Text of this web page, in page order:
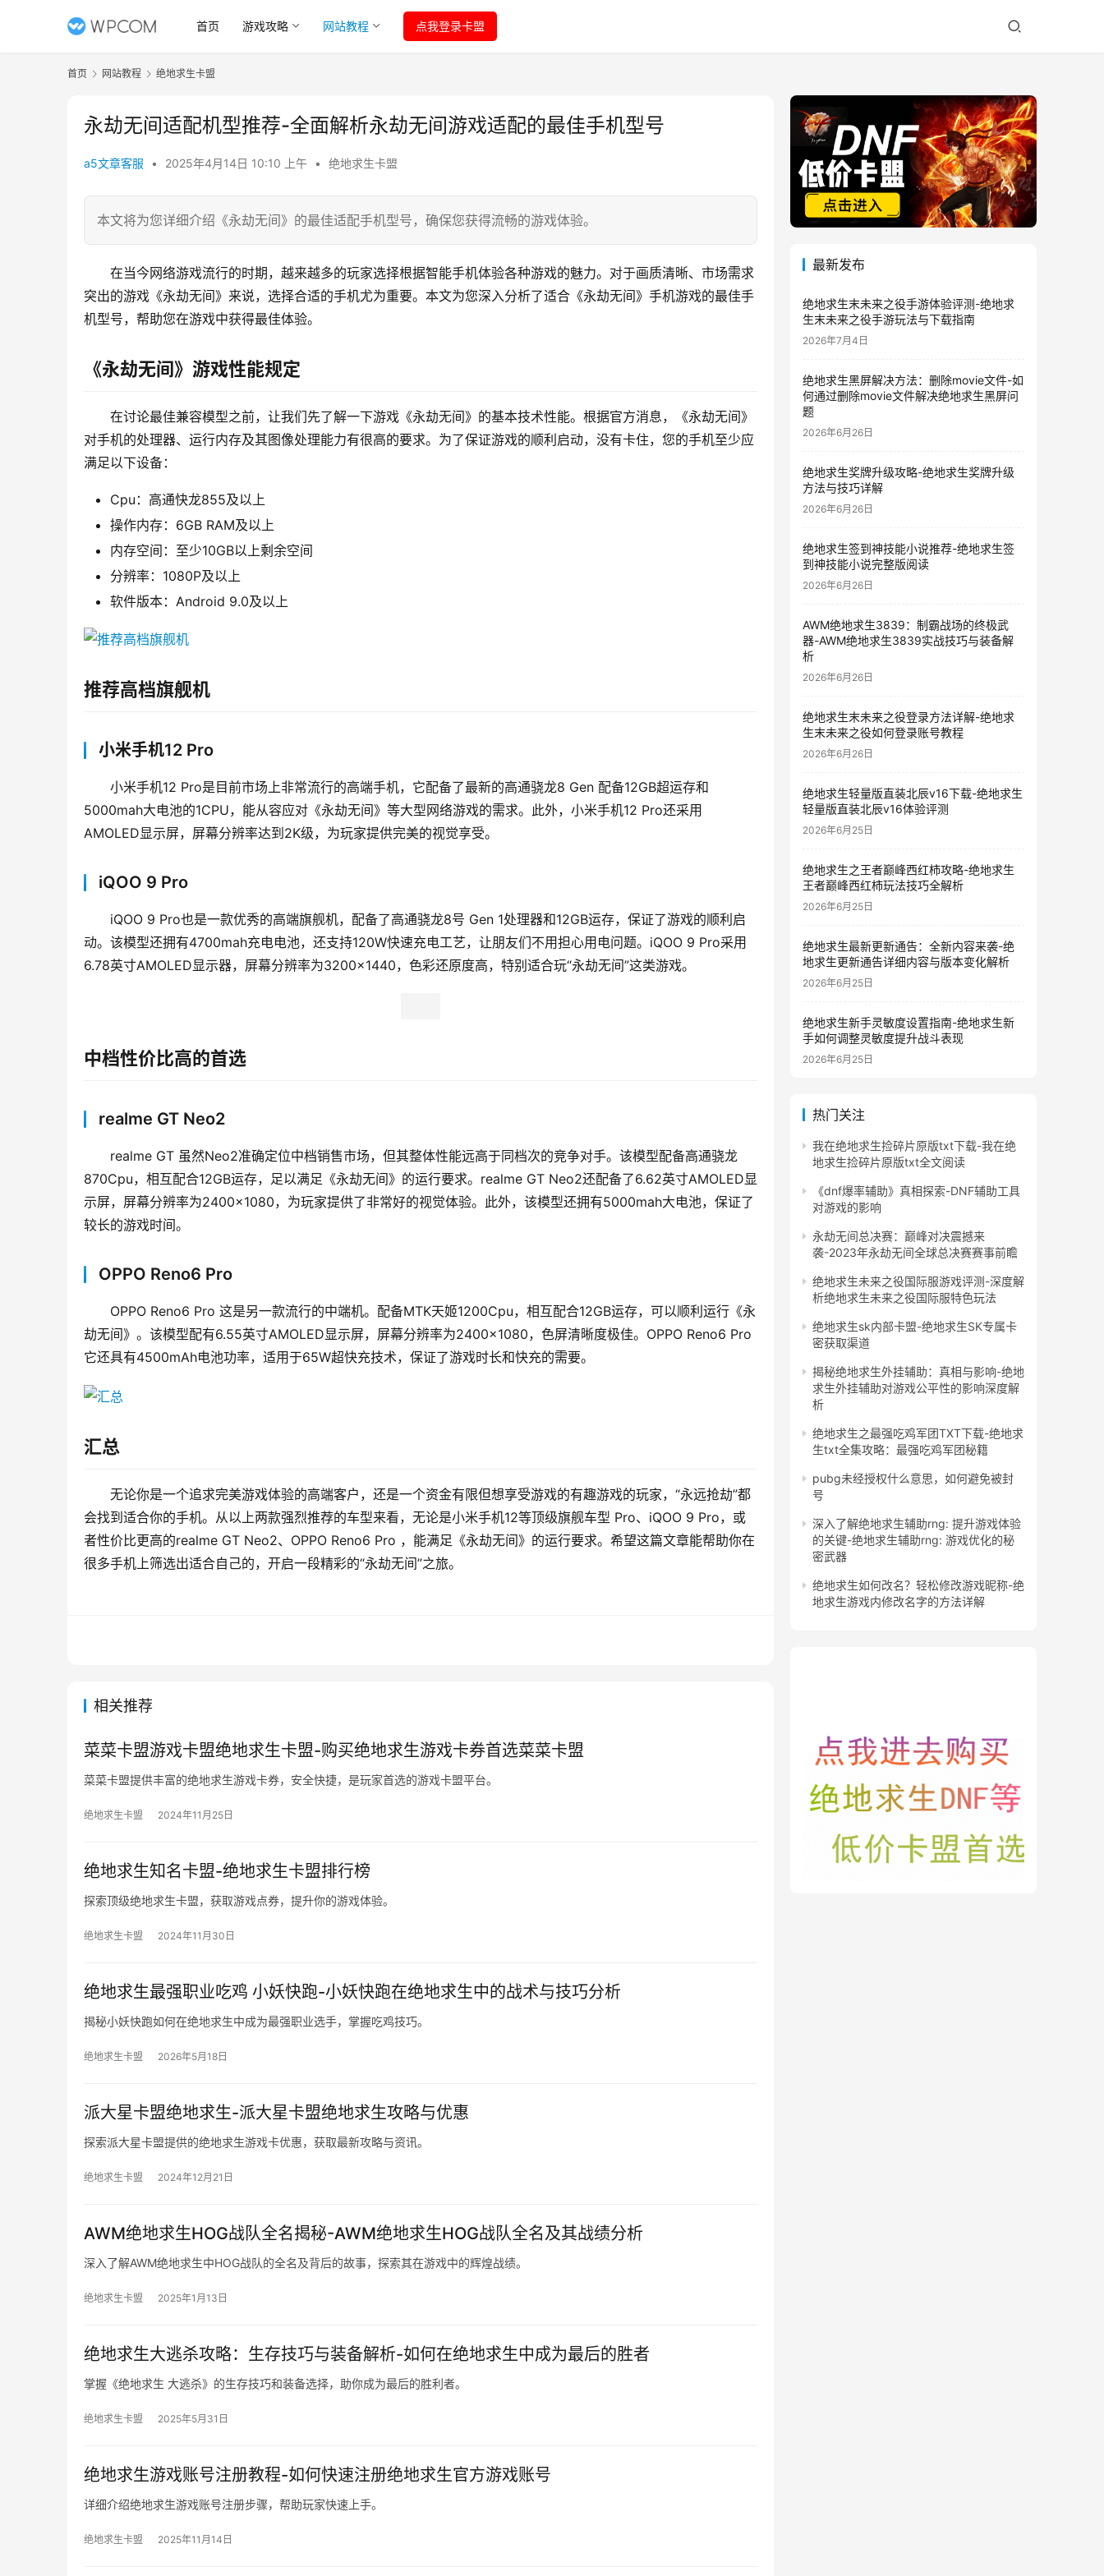
首页 游戏攻略 网站教程 点我登录卡盟
首页 网站教程 绝地求生卡盟
永劫无间适配机型推荐-全面解析永劫无间游戏适配的最佳手机型号
a5文章客服 • 2025年4月14日 10:10 上午 • 绝地求生卡盟
本文将为您详细介绍《永劫无间》的最佳适配手机型号，确保您获得流畅的游戏体验。
在当今网络游戏流行的时期，越来越多的玩家选择根据智能手机体验各种游戏的魅力。对于画质清晰、市场需求
突出的游戏《永劫无间》来说，选择合适的手机尤为重要。本文为您深入分析了适合《永劫无间》手机游戏的最佳手
机型号，帮助您在游戏中获得最佳体验。
《永劫无间》游戏性能规定
在讨论最佳兼容模型之前，让我们先了解一下游戏《永劫无间》的基本技术性能。根据官方消息，《永劫无间》
对手机的处理器、运行内存及其图像处理能力有很高的要求。为了保证游戏的顺利启动，没有卡住，您的手机至少应
满足以下设备：
Cpu：高通快龙855及以上
操作内存：6GB RAM及以上
内存空间：至少10GB以上剩余空间
分辨率：1080P及以上
软件版本：Android 9.0及以上
推荐高档旗舰机
小米手机12 Pro
小米手机12 Pro是目前市场上非常流行的高端手机，它配备了最新的高通骁龙8 Gen 配备12GB超运存和
5000mah大电池的1CPU，能从容应对《永劫无间》等大型网络游戏的需求。此外，小米手机12 Pro还采用
AMOLED显示屏，屏幕分辨率达到2K级，为玩家提供完美的视觉享受。
iQOO 9 Pro
iQOO 9 Pro也是一款优秀的高端旗舰机，配备了高通骁龙8号 Gen 1处理器和12GB运存，保证了游戏的顺利启
动。该模型还拥有4700mah充电电池，还支持120W快速充电工艺，让朋友们不用担心用电问题。iQOO 9 Pro采用
6.78英寸AMOLED显示器，屏幕分辨率为3200×1440，色彩还原度高，特别适合玩“永劫无间”这类游戏。
中档性价比高的首选
realme GT Neo2
realme GT 虽然Neo2准确定位中档销售市场，但其整体性能远高于同档次的竞争对手。该模型配备高通骁龙
870Cpu，相互配合12GB运存，足以满足《永劫无间》的运行要求。realme GT Neo2还配备了6.62英寸AMOLED显
示屏，屏幕分辨率为2400×1080，为玩家提供了非常好的视觉体验。此外，该模型还拥有5000mah大电池，保证了
较长的游戏时间。
OPPO Reno6 Pro
OPPO Reno6 Pro 这是另一款流行的中端机。配备MTK天姬1200Cpu，相互配合12GB运存，可以顺利运行《永
劫无间》。该模型配有6.55英寸AMOLED显示屏，屏幕分辨率为2400×1080，色屏清晰度极佳。OPPO Reno6 Pro
它还具有4500mAh电池功率，适用于65W超快充技术，保证了游戏时长和快充的需要。
汇总
无论你是一个追求完美游戏体验的高端客户，还是一个资金有限但想享受游戏的有趣游戏的玩家，“永远抢劫”都
会找到适合你的手机。从以上两款强烈推荐的车型来看，无论是小米手机12等顶级旗舰车型 Pro、iQOO 9 Pro，或
者性价比更高的realme GT Neo2、OPPO Reno6 Pro ，能满足《永劫无间》的运行要求。希望这篇文章能帮助你在
很多手机上筛选出适合自己的，开启一段精彩的“永劫无间”之旅。
相关推荐
菜菜卡盟游戏卡盟绝地求生卡盟-购买绝地求生游戏卡券首选菜菜卡盟
菜菜卡盟提供丰富的绝地求生游戏卡券，安全快捷，是玩家首选的游戏卡盟平台。
绝地求生卡盟 2024年11月25日
绝地求生知名卡盟-绝地求生卡盟排行榜
探索顶级绝地求生卡盟，获取游戏点券，提升你的游戏体验。
绝地求生卡盟 2024年11月30日
绝地求生最强职业吃鸡 小妖快跑-小妖快跑在绝地求生中的战术与技巧分析
揭秘小妖快跑如何在绝地求生中成为最强职业选手，掌握吃鸡技巧。
绝地求生卡盟 2026年5月18日
派大星卡盟绝地求生-派大星卡盟绝地求生攻略与优惠
探索派大星卡盟提供的绝地求生游戏卡优惠，获取最新攻略与资讯。
绝地求生卡盟 2024年12月21日
AWM绝地求生HOG战队全名揭秘-AWM绝地求生HOG战队全名及其战绩分析
深入了解AWM绝地求生中HOG战队的全名及背后的故事，探索其在游戏中的辉煌战绩。
绝地求生卡盟 2025年1月13日
绝地求生大逃杀攻略：生存技巧与装备解析-如何在绝地求生中成为最后的胜者
掌握《绝地求生 大逃杀》的生存技巧和装备选择，助你成为最后的胜利者。
绝地求生卡盟 2025年5月31日
绝地求生游戏账号注册教程-如何快速注册绝地求生官方游戏账号
详细介绍绝地求生游戏账号注册步骤，帮助玩家快速上手。
绝地求生卡盟 2025年11月14日
最新发布
绝地求生末未来之役手游体验评测-绝地求
生末未来之役手游玩法与下载指南
2026年7月4日
绝地求生黑屏解决方法：删除movie文件-如
何通过删除movie文件解决绝地求生黑屏问
题
2026年6月26日
绝地求生奖牌升级攻略-绝地求生奖牌升级
方法与技巧详解
2026年6月26日
绝地求生签到神技能小说推荐-绝地求生签
到神技能小说完整版阅读
2026年6月26日
AWM绝地求生3839：制霸战场的终极武
器-AWM绝地求生3839实战技巧与装备解
析
2026年6月26日
绝地求生末未来之役登录方法详解-绝地求
生末未来之役如何登录账号教程
2026年6月26日
绝地求生轻量版直装北辰v16下载-绝地求生
轻量版直装北辰v16体验评测
2026年6月25日
绝地求生之王者巅峰西红柿攻略-绝地求生
王者巅峰西红柿玩法技巧全解析
2026年6月25日
绝地求生最新更新通告：全新内容来袭-绝
地求生更新通告详细内容与版本变化解析
2026年6月25日
绝地求生新手灵敏度设置指南-绝地求生新
手如何调整灵敏度提升战斗表现
2026年6月25日
热门关注
我在绝地求生捡碎片原版txt下载-我在绝
地求生捡碎片原版txt全文阅读
《dnf爆率辅助》真相探索-DNF辅助工具
对游戏的影响
永劫无间总决赛：巅峰对决震撼来
袭-2023年永劫无间全球总决赛赛事前瞻
绝地求生未来之役国际服游戏评测-深度解
析绝地求生未来之役国际服特色玩法
绝地求生sk内部卡盟-绝地求生SK专属卡
密获取渠道
揭秘绝地求生外挂辅助：真相与影响-绝地
求生外挂辅助对游戏公平性的影响深度解
析
绝地求生之最强吃鸡军团TXT下载-绝地求
生txt全集攻略：最强吃鸡军团秘籍
pubg未经授权什么意思，如何避免被封
号
深入了解绝地求生辅助rng: 提升游戏体验
的关键-绝地求生辅助rng: 游戏优化的秘
密武器
绝地求生如何改名？轻松修改游戏昵称-绝
地求生游戏内修改名字的方法详解